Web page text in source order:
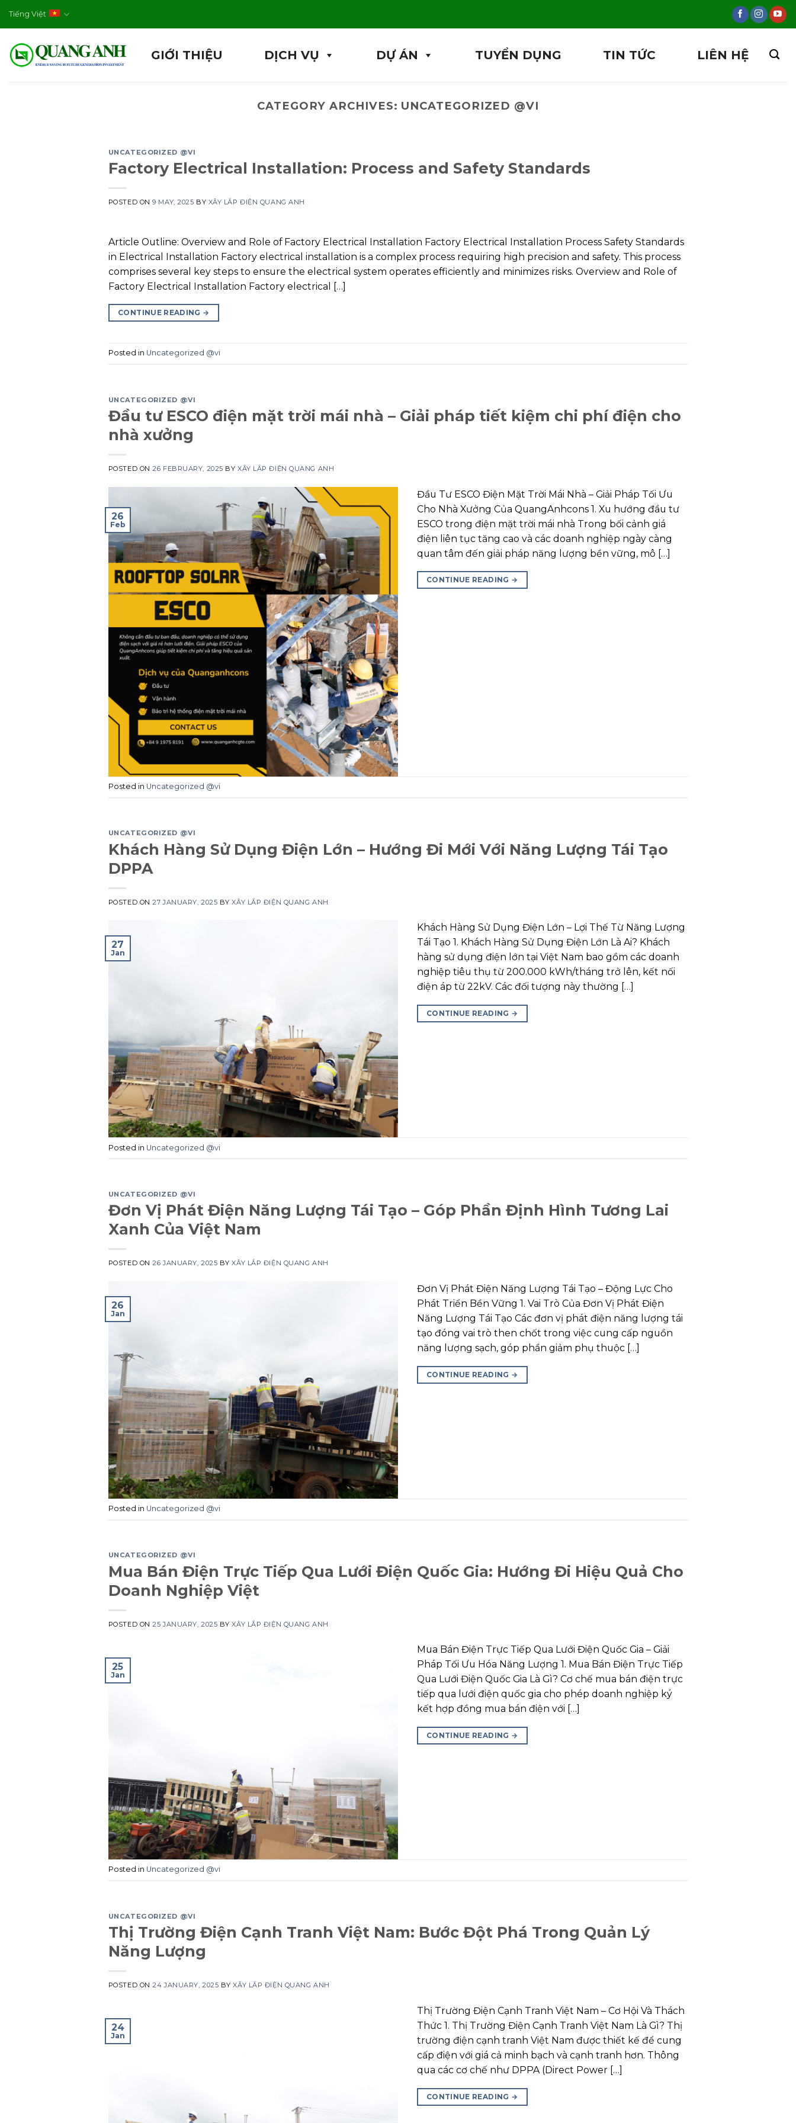
Tiếng Việt
GIỚI THIỆU DỊCH VỤ DỰ ÁN TUYỂN DỤNG TIN TỨC LIÊN HỆ
CATEGORY ARCHIVES: UNCATEGORIZED @VI
UNCATEGORIZED @VI
Factory Electrical Installation: Process and Safety Standards
POSTED ON9 MAY, 2025 BY XÂY LẮP ĐIỆN QUANG ANH
Article Outline: Overview and Role of Factory Electrical Installation Factory Electrical Installation Process Safety Standards
in Electrical Installation Factory electrical installation is a complex process requiring high precision and safety. This process
comprises several key steps to ensure the electrical system operates efficiently and minimizes risks. Overview and Role of
Factory Electrical Installation Factory electrical […]
CONTINUE READING →
Posted in Uncategorized @vi
UNCATEGORIZED @VI
Đầu tư ESCO điện mặt trời mái nhà – Giải pháp tiết kiệm chi phí điện cho
nhà xưởng
POSTED ON26 FEBRUARY, 2025 BYXÂY LẮP ĐIỆN QUANG ANH
26
Feb
Đầu Tư ESCO Điện Mặt Trời Mái Nhà – Giải Pháp Tối Ưu
Cho Nhà Xưởng Của QuangAnhcons 1. Xu hướng đầu tư
ESCO trong điện mặt trời mái nhà Trong bối cảnh giá
điện liên tục tăng cao và các doanh nghiệp ngày càng
quan tâm đến giải pháp năng lượng bền vững, mô […]
CONTINUE READING →
Posted in Uncategorized @vi
UNCATEGORIZED @VI
Khách Hàng Sử Dụng Điện Lớn – Hướng Đi Mới Với Năng Lượng Tái Tạo
DPPA
POSTED ON27 JANUARY, 2025 BYXÂY LẮP ĐIỆN QUANG ANH
27
Jan
Khách Hàng Sử Dụng Điện Lớn – Lợi Thế Từ Năng Lượng
Tái Tạo 1. Khách Hàng Sử Dụng Điện Lớn Là Ai? Khách
hàng sử dụng điện lớn tại Việt Nam bao gồm các doanh
nghiệp tiêu thụ từ 200.000 kWh/tháng trở lên, kết nối
điện áp từ 22kV. Các đối tượng này thường […]
CONTINUE READING →
Posted in Uncategorized @vi
UNCATEGORIZED @VI
Đơn Vị Phát Điện Năng Lượng Tái Tạo – Góp Phần Định Hình Tương Lai
Xanh Của Việt Nam
POSTED ON26 JANUARY, 2025 BYXÂY LẮP ĐIỆN QUANG ANH
26
Jan
Đơn Vị Phát Điện Năng Lượng Tái Tạo – Động Lực Cho
Phát Triển Bền Vững 1. Vai Trò Của Đơn Vị Phát Điện
Năng Lượng Tái Tạo Các đơn vị phát điện năng lượng tái
tạo đóng vai trò then chốt trong việc cung cấp nguồn
năng lượng sạch, góp phần giảm phụ thuộc […]
CONTINUE READING →
Posted in Uncategorized @vi
UNCATEGORIZED @VI
Mua Bán Điện Trực Tiếp Qua Lưới Điện Quốc Gia: Hướng Đi Hiệu Quả Cho
Doanh Nghiệp Việt
POSTED ON25 JANUARY, 2025 BYXÂY LẮP ĐIỆN QUANG ANH
25
Jan
Mua Bán Điện Trực Tiếp Qua Lưới Điện Quốc Gia – Giải
Pháp Tối Ưu Hóa Năng Lượng 1. Mua Bán Điện Trực Tiếp
Qua Lưới Điện Quốc Gia Là Gì? Cơ chế mua bán điện trực
tiếp qua lưới điện quốc gia cho phép doanh nghiệp ký
kết hợp đồng mua bán điện với […]
CONTINUE READING →
Posted in Uncategorized @vi
UNCATEGORIZED @VI
Thị Trường Điện Cạnh Tranh Việt Nam: Bước Đột Phá Trong Quản Lý
Năng Lượng
POSTED ON24 JANUARY, 2025 BYXÂY LẮP ĐIỆN QUANG ANH
24
Jan
Thị Trường Điện Cạnh Tranh Việt Nam – Cơ Hội Và Thách
Thức 1. Thị Trường Điện Cạnh Tranh Việt Nam Là Gì? Thị
trường điện cạnh tranh Việt Nam được thiết kế để cung
cấp điện với giá cả minh bạch và cạnh tranh hơn. Thông
qua các cơ chế như DPPA (Direct Power […]
CONTINUE READING →